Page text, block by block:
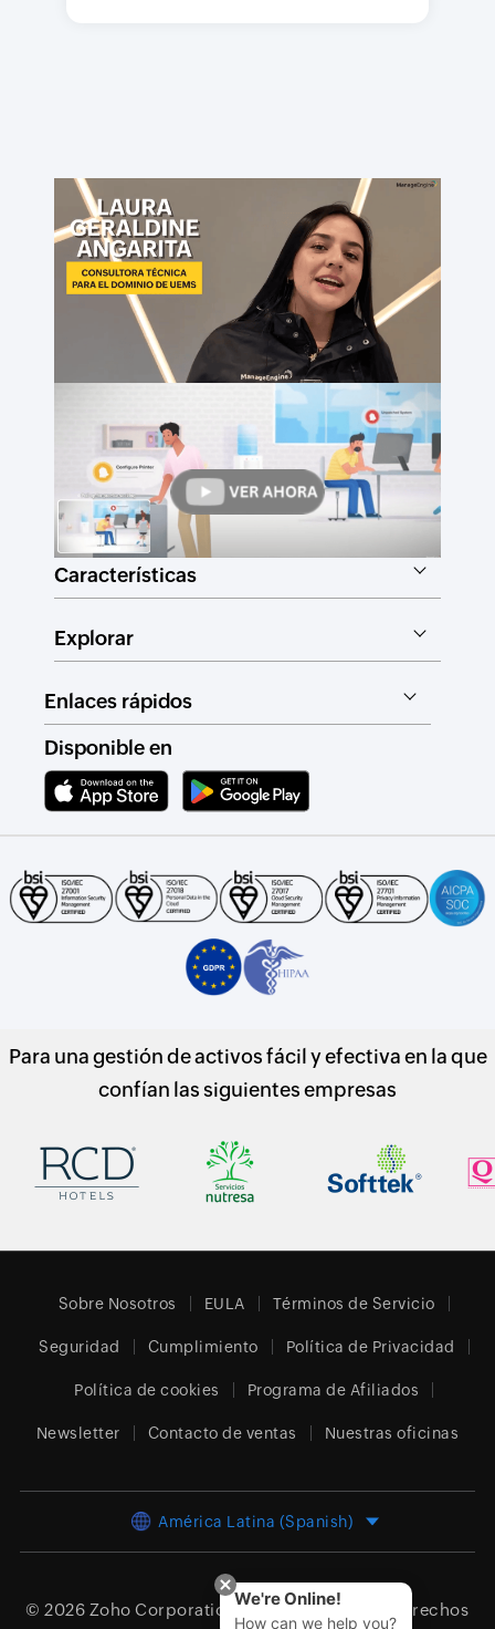
Características
Explorar
Enlaces rápidos
Disponible en
Para una gestión de activos fácil y efectiva en la que
confían las siguientes empresas
Sobre Nosotros EULA Términos de Servicio
Seguridad Cumplimiento Política de Privacidad
Política de cookies Programa de Afiliados
Newsletter Contacto de ventas Nuestras oficinas
América Latina (Spanish)
© 2026 Zoho Corporation Pvt. Ltd.Todos los derechos
We're Online!
How can we help you?